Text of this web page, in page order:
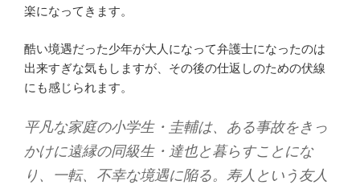
楽になってきます。
酷い境遇だった少年が大人になって弁護士になったのは
出来すぎな気もしますが、その後の仕返しのための伏線
にも感じられます。
平凡な家庭の小学生・圭輔は、ある事故をきっ
かけに遠縁の同級生・達也と暮らすことにな
り、一転、不幸な境遇に陥る。寿人という友人